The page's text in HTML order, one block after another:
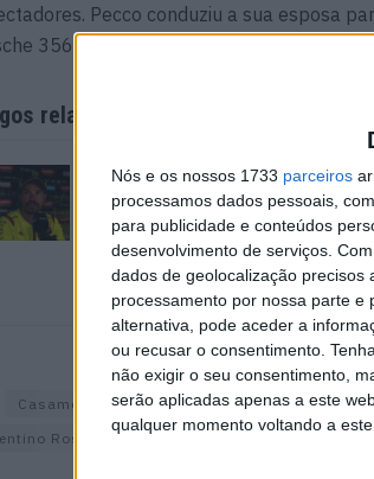
Nós e os nossos 1733 parceiros
processamos dados pessoais,
para publicidade e conteúdos
desenvolvimento de serviços.
dados de geolocalização
processamento por nossa parte e
alternativa, pode aceder a
ou recusar o consentimento.
não exigir o seu consentimento,
serão aplicadas apenas a este
qualquer momento voltando a
Pecco conduziu a sua esposa
356 prateado.
relacionados
WSBK: Morbidelli reage aos
rumores que o colocam na
Ducati oficial
7 AGOSTO, 2026
Casamento de Pecco Bagnaia David
Rossi